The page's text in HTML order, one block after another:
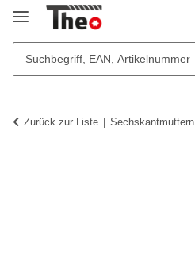
Zurück zur Liste Sechskantmuttern